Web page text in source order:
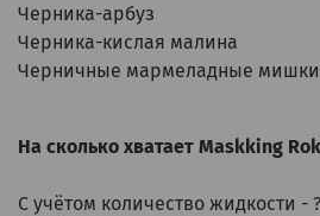
Черника-арбуз
Черника-кислая малина
Черничные мармеладные мишки
На сколько хватает Maskking
С учётом количество жидкости -